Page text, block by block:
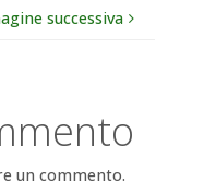
successiva
un commento.